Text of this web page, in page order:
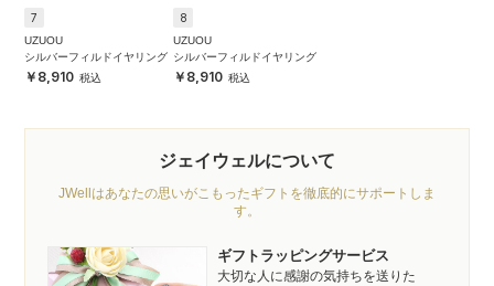
7
UZUOU
シルバーフィルドイヤリング
8,910
8
UZUOU
シルバーフィルドイヤリング
8,910
ジェイウェルについて
JWellはあなたの思いがこもったギフトを徹底的にサポートしま
す。
ギフトラッピングサービス
大切な人に感謝の気持ちを送りた